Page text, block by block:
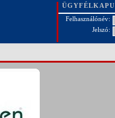
ÜGYFÉLKAPU
Felhasználónév:
Jelszó: